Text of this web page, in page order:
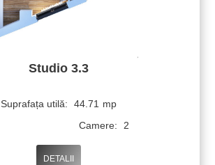
Studio 3.3
Suprafața utilă: 44.71 mp
Camere: 2
DETALII